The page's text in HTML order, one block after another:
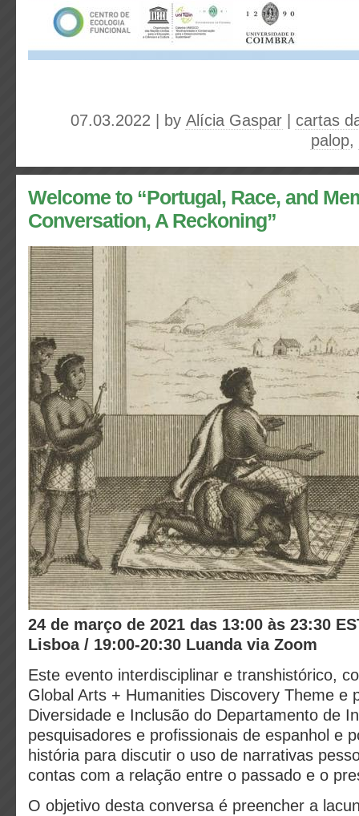
07.03.2022 | by Alícia Gaspar
cartas
palop,
Welcome to “Portugal, Race, and
Conversation, A Reckoning”
24 de março de 2021 das 13:00 às 23:30
Lisboa / 19:00-20:30 Luanda via Zoom
Este evento interdisciplinar e transhistórico,
Global Arts + Humanities Discovery Theme e
Diversidade e Inclusão do Departamento de
pesquisadores e profissionais de espanhol e
história para discutir o uso de narrativas
contas com a relação entre o passado e o
O objetivo desta conversa é preencher a